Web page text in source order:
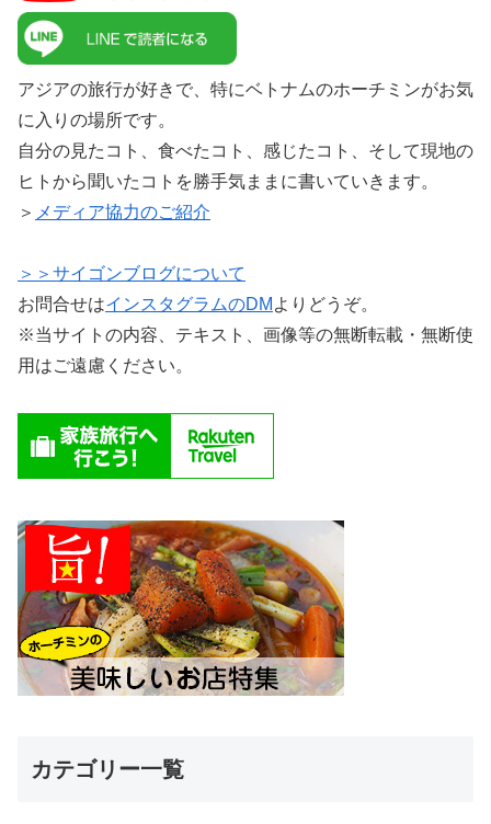
アジアの旅行が好きで、特にベトナムのホーチミンがお気
に入りの場所です。
自分の見たコト、食べたコト、感じたコト、そして現地の
ヒトから聞いたコトを勝手気ままに書いていきます。
＞ メディア協力のご紹介
＞＞サイゴンブログについて
お問合せはインスタグラムのDM よりどうぞ。
※当サイトの内容、テキスト、画像等の無断転載・無断使
用はご遠慮ください。
カテゴリー一覧